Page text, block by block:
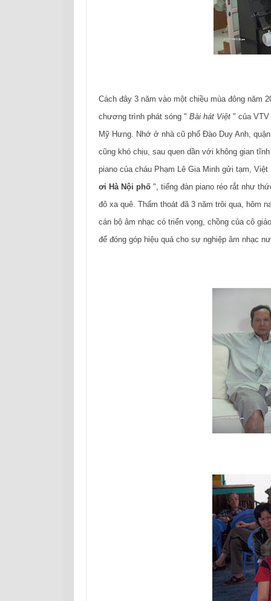
Cách đây 3 năm vào một chiều mùa đông năm
chương trình phát sóng " Bài hát Việt " của
Mỹ Hưng. Nhớ ở nhà cũ phố Đào Duy Anh,
cũng khó chịu, sau quen dần với không gian
piano của cháu Phạm Lê Gia Minh gửi tạm,
ơi Hà Nội phố ", tiếng đàn piano réo rắt như
đô xa quê. Thấm thoát đã 3 năm trôi qua, hôm
cán bộ âm nhạc có triển vọng, chồng của cô
để đóng góp hiệu quả cho sự nghiệp âm nhạc